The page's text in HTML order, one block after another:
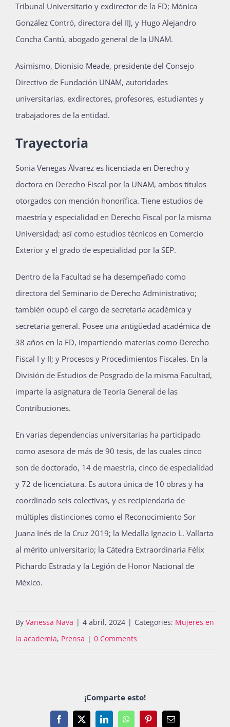
Tribunal Universitario y exdirector de la FD; Mónica
González Contró, directora del IIJ, y Hugo Alejandro
Concha Cantú, abogado general de la UNAM.
Asimismo, Dionisio Meade, presidente del Consejo
Directivo de Fundación UNAM, autoridades
universitarias, exdirectores, profesores, estudiantes y
trabajadores de la entidad.
Trayectoria
Sonia Venegas Álvarez es licenciada en Derecho y
doctora en Derecho Fiscal por la UNAM, ambos títulos
otorgados con mención honorífica. Tiene estudios de
maestría y especialidad en Derecho Fiscal por la misma
Universidad; así como estudios técnicos en Comercio
Exterior y el grado de especialidad por la SEP.
Dentro de la Facultad se ha desempeñado como
directora del Seminario de Derecho Administrativo;
también ocupó el cargo de secretaria académica y
secretaria general. Posee una antigüedad académica de
38 años en la FD, impartiendo materias como Derecho
Fiscal I y II; y Procesos y Procedimientos Fiscales. En la
División de Estudios de Posgrado de la misma Facultad,
imparte la asignatura de Teoría General de las
Contribuciones.
En varias dependencias universitarias ha participado
como asesora de más de 90 tesis, de las cuales cinco
son de doctorado, 14 de maestría, cinco de especialidad
y 72 de licenciatura. Es autora única de 10 obras y ha
coordinado seis colectivas, y es recipiendaria de
múltiples distinciones como el Reconocimiento Sor
Juana Inés de la Cruz 2019; la Medalla Ignacio L. Vallarta
al mérito universitario; la Cátedra Extraordinaria Félix
Pichardo Estrada y la Legión de Honor Nacional de
México.
By Vanessa Nava | 4 abril, 2024 | Categories: Mujeres en
la academia, Prensa | 0 Comments
¡Comparte esto!
Facebook
X LinkedInWhatsAppPinterestEmail